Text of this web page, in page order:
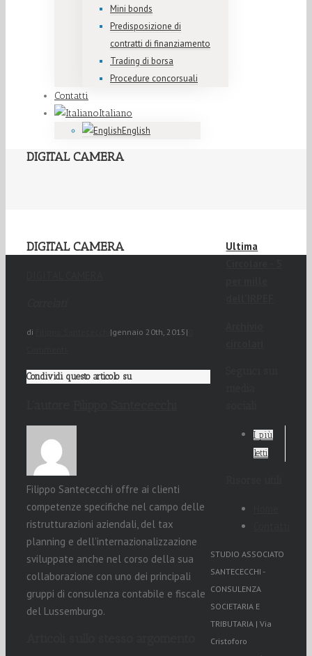
Mini bonds
Predisposizione di
contratti di finanziamento
Trading di borsa
Procedure concorsuali
Contatti
Italiano
English
DIGITAL CAMERA
DIGITAL CAMERA
di |gennaio 20th, 2015 |
Condividi questo articolo su
Filippo Santececchi offre ai clienti
competenze specifiche nel campo delle
ristrutturazioni aziendali, del tax
planning e dell’internazionalizzazione
sviluppate anche nel corso della sua
collaborazione con uno dei principali
gruppi di consulenza contabile e fiscale
del Lussemburgo.
Ultima
I più
letti
STUDIO ASSOCIATO
SANTECECCHI -
CONSULENZA
SOCIETARIA E
TRIBUTARIA | Via
Cristoforo